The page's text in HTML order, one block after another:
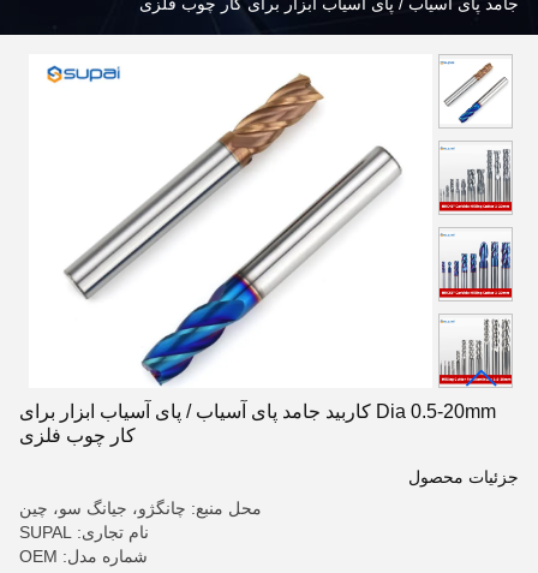
Dia 0.5-20mm کاربید جامد پای آسیاب / پای آسیاب ابزار برای
کار چوب فلزی
جزئیات محصول
محل منبع: چانگژو، جیانگ سو، چین
نام تجاری: SUPAL
شماره مدل: OEM